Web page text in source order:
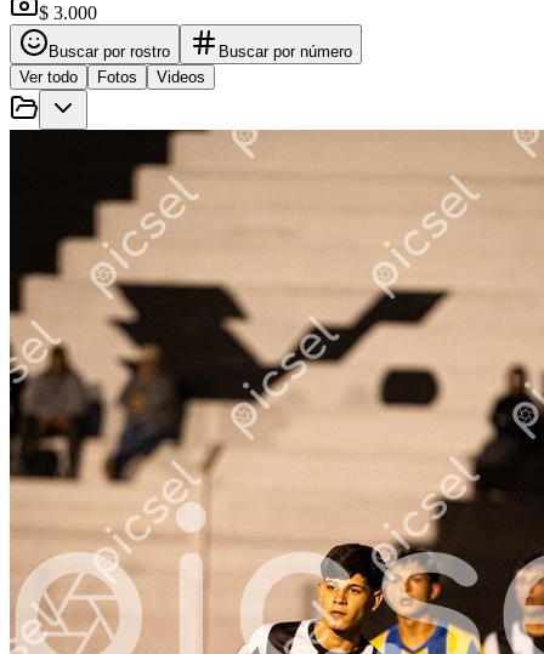
$ 3.000
Buscar por rostro
Buscar por número
Ver todo
Fotos Videos